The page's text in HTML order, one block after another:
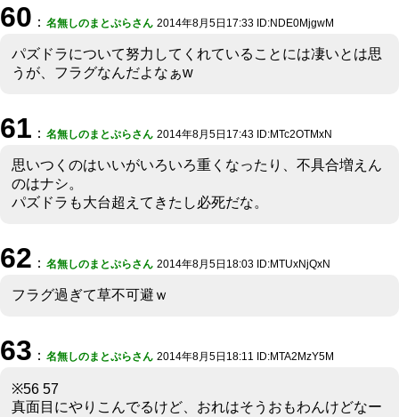
60 ： 名無しのまとぷらさん 2014年8月5日17:33 ID:NDE0MjgwM
パズドラについて努力してくれていることには凄いとは思
うが、フラグなんだよなぁw
61 ： 名無しのまとぷらさん 2014年8月5日17:43 ID:MTc2OTMxN
思いつくのはいいがいろいろ重くなったり、不具合増えん
のはナシ。
パズドラも大台超えてきたし必死だな。
62 ： 名無しのまとぷらさん 2014年8月5日18:03 ID:MTUxNjQxN
フラグ過ぎて草不可避ｗ
63 ： 名無しのまとぷらさん 2014年8月5日18:11 ID:MTA2MzY5M
※56 57
真面目にやりこんでるけど、おれはそうおもわんけどなー